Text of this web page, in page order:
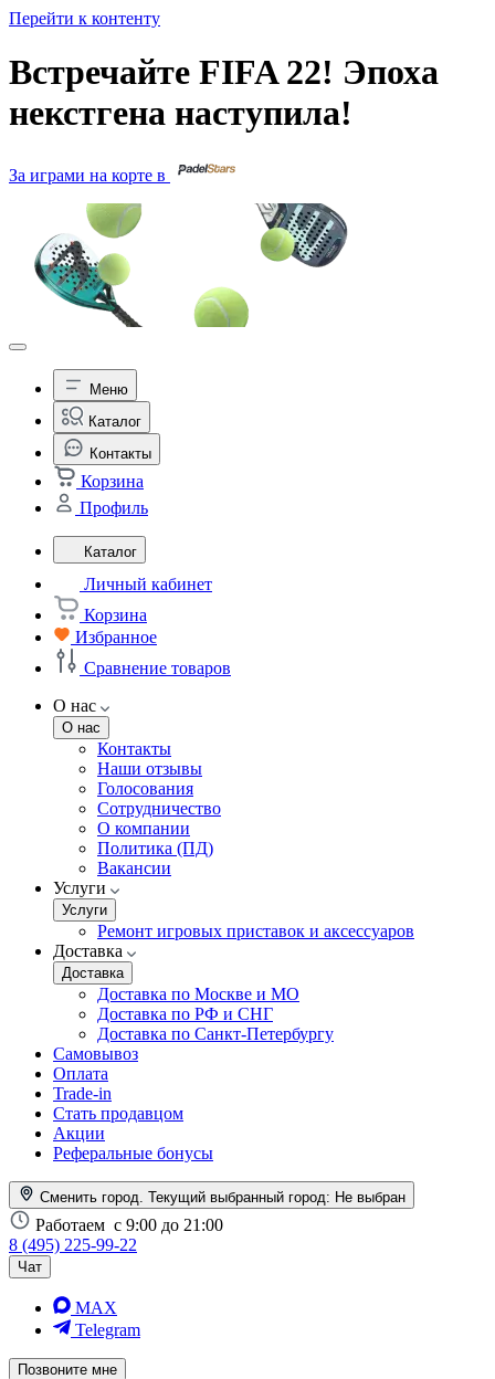
Перейти к контенту
Встречайте FIFA 22! Эпоха
некстгена наступила!
За играми на корте в
Меню
Каталог
Контакты
Корзина
Профиль
Каталог
Личный кабинет
Корзина
Избранное
Сравнение товаров
О нас
О нас
Контакты
Наши отзывы
Голосования
Сотрудничество
О компании
Политика (ПД)
Вакансии
Услуги
Услуги
Ремонт игровых приставок и аксессуаров
Доставка
Доставка
Доставка по Москве и МО
Доставка по РФ и СНГ
Доставка по Санкт-Петербургу
Самовывоз
Оплата
Trade-in
Стать продавцом
Акции
Реферальные бонусы
Сменить город. Текущий выбранный город: Не выбран
Работаем с 9:00 до 21:00
8 (495) 225-99-22
Чат
MAX
Telegram
Позвоните мне